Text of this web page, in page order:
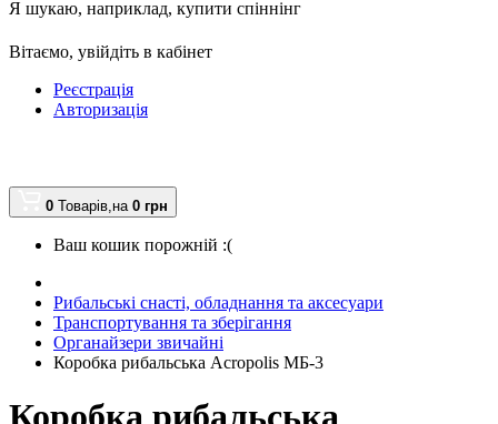
Я шукаю, наприклад, купити спіннінг
Вітаємо, увійдіть в кабінет
Реєстрація
Авторизація
0 Товарів,на 0 грн
Ваш кошик порожній :(
Рибальські снасті, обладнання та аксесуари
Транспортування та зберігання
Органайзери звичайні
Коробка рибальська Acropolis МБ-3